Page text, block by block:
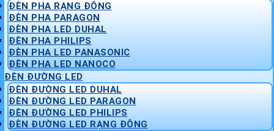
ĐÈN PHA RẠNG ĐÔNG
ĐÈN PHA PARAGON
ĐÈN PHA LED DUHAL
ĐÈN PHA PHILIPS
ĐÈN PHA LED PANASONIC
ĐÈN PHA LED NANOCO
ĐÈN ĐƯỜNG LED
ĐÈN ĐƯỜNG LED DUHAL
ĐÈN ĐƯỜNG LED PARAGON
ĐÈN ĐƯỜNG LED PHILIPS
ĐÈN ĐƯỜNG LED RẠNG ĐÔNG